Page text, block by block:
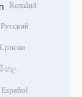
Română
Русский
Српски
Español